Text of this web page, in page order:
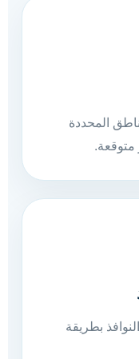
المحددة
متوقعة.
بطريقة